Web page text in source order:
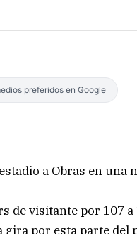
preferidos en Google
a Obras en una
de visitante por 107
por esta parte del